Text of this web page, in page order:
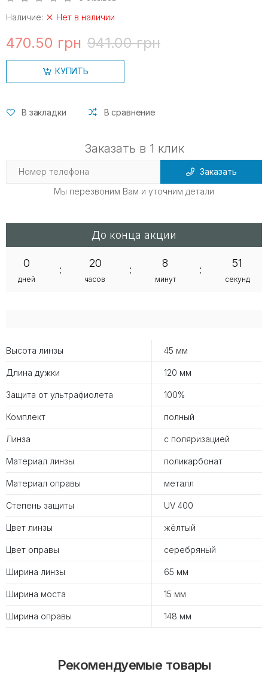
Высота линзы 45 мм
Длина дужки 120 мм
Защита от ультрафиолета 100%
Комплект полный
Линза с поляризацией
Материал линзы поликарбонат
Материал оправы металл
Степень защиты UV 400
Цвет линзы жёлтый
Цвет оправы серебряный
Ширина линзы 65 мм
Ширина моста 15 мм
Ширина оправы 148 мм
Наличие: Нет в наличии
470.50 грн 941.00 грн
КУПИТЬ
В закладки В сравнение
Заказать в 1 клик
Заказать
Мы перезвоним Вам и уточним детали
До конца акции
0
дней
:
20
часов
:
8
минут
:
51
секунд
Рекомендуемые товары